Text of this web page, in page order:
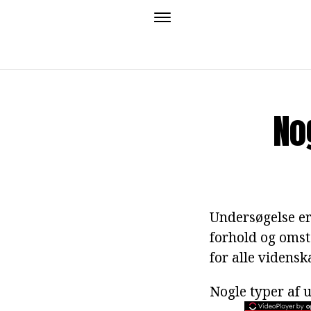
Undersøgelse
forhold og
for alle
Nogle typer af